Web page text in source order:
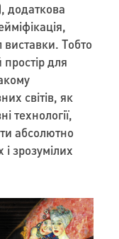
додаткова
Тобто
для
світів, як
технології,
абсолютно
зрозумілих